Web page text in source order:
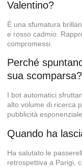
Valentino?
È una sfumatura
e rosso cadmio.
compromessi.
Perché
sua scomparsa?
I bot automatici
alto volume di ricerca
pubblicità
Quando ha
Ha salutato le
retrospettiva a Parigi,